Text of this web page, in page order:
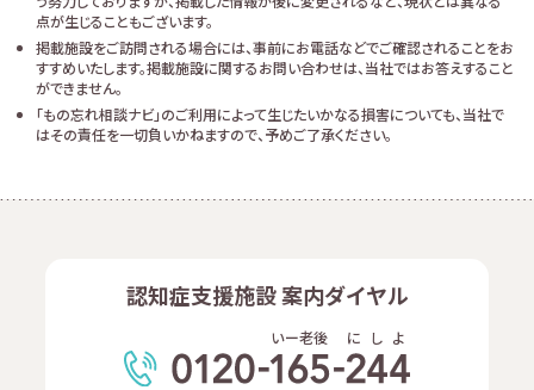
点が生じることもございます。
掲載施設をご訪問される場合には、事前にお電話などでご確認されることをお
すすめいたします。掲載施設に関するお問い合わせは、当社ではお答えすること
ができません。
「もの忘れ相談ナビ」のご利用によって生じたいかなる損害についても、当社で
はその責任を一切負いかねますので、予めご了承ください。
認知症支援施設 案内ダイヤル
いー老後 に し よ